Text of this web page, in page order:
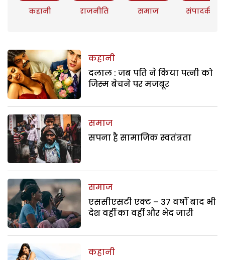
कहानी राजनीति समाज संपादकीय
कहानी
दलाल : जब पति ने किया पत्नी को
जिस्म बेचने पर मजबूर
समाज
सपना है सामाजिक स्वतंत्रता
समाज
एससीएसटी एक्ट – 37 वर्षों बाद भी
देश वहीं का वहीं और भेद जारी
कहानी